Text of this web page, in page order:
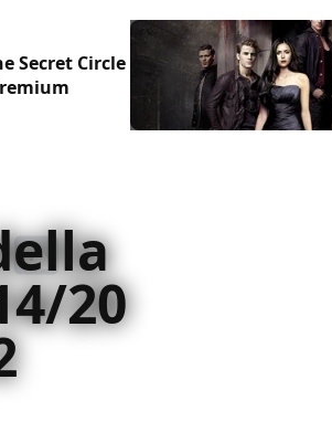
Secret Circle e
20